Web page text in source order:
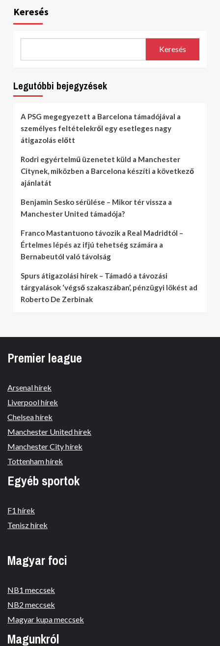
Keresés
Keresés
Legutóbbi bejegyzések
A PSG megegyezett a Barcelona támadójával a
személyes feltételekről egy esetleges nagy
átigazolás előtt
Rodri egyértelmű üzenetet küld a Manchester
Citynek, miközben a Barcelona készíti a következő
ajánlatát
Benjamin Sesko sérülése – Mikor tér vissza a
Manchester United támadója?
Franco Mastantuono távozik a Real Madridtól –
Értelmes lépés az ifjú tehetség számára a
Bernabeutól való távolság
Spurs átigazolási hírek – Támadó a távozási
tárgyalások ‘végső szakaszában’, pénzügyi lökést ad
Roberto De Zerbinak
Premier league
Arsenal hírek
Liverpool hírek
Chelsea hírek
Manchester United hírek
Manchester City hírek
Tottenham hírek
Egyéb sportok
F1 hírek
Tenisz hírek
Magyar foci
NB1 meccsek
NB2 meccsek
Magyar kupa meccsek
Magunkról